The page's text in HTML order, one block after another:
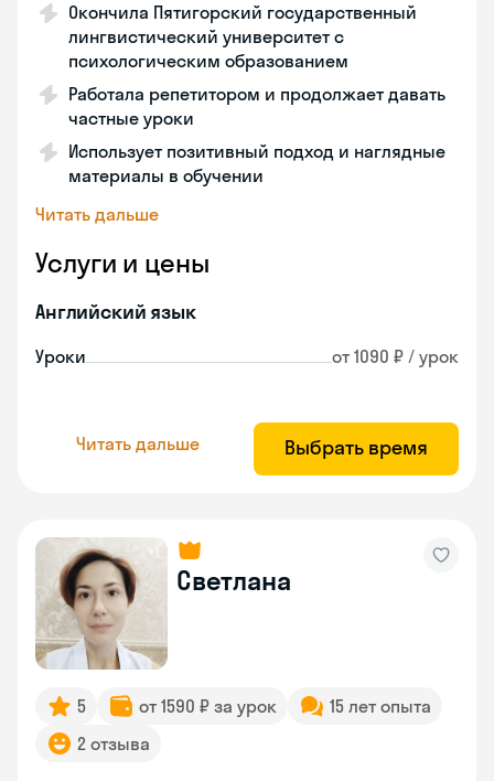
Окончила Пятигорский государственный
лингвистический университет с
психологическим образованием
Работала репетитором и продолжает давать
частные уроки
Использует позитивный подход и наглядные
материалы в обучении
Читать дальше
Услуги и цены
Английский язык
Уроки от 1090 ₽ / урок
Читать дальше Выбрать время
Светлана
5 от 1590 ₽ за урок
15 лет опыта
2 отзыва